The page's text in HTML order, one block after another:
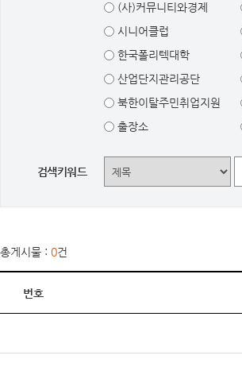
(사)커뮤니티와경제
시니어클럽
한국폴리텍대학
산업단지관리공단
북한이탈주민취업지원
출장소
검색키워드
총게시물 : 0건
번호